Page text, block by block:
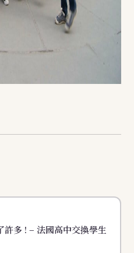
多 ! – 法國高中交換學生